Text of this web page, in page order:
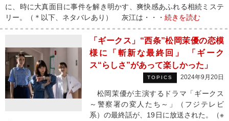
に、時に大真面目に事件を解き明かす、爽快感あふれる相続ミステ
リー。（＊以下、ネタバレあり） 灰江は・・・ 続きを読む
「ギークス」“西条”松岡茉優の恋模
様に「斬新な最終回」 「ギーク
ス“らしさ”があって楽しかった」
TOPICS 2024年9月20日
松岡茉優が主演するドラマ「ギークス
～警察署の変人たち～」（フジテレビ
系）の最終話が、19日に放送された。（※